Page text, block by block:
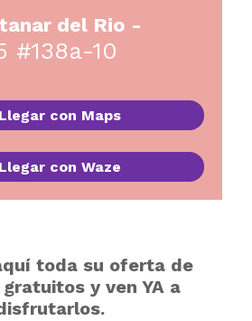
del Rio -
#138a-10
Llegar con Maps
Llegar con Waze
toda su oferta de
y ven YA a